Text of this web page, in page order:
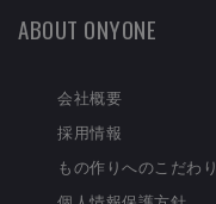
ABOUT ONYONE
会社概要
採用情報
もの作りへのこだわり